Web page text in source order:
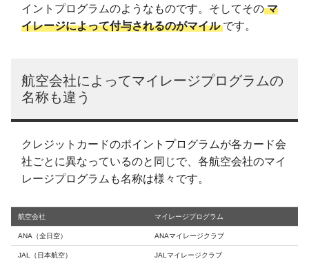
イントプログラムのようなものです。そしてその マ
イレージによって付与されるのがマイル です。
航空会社によってマイレージプログラムの
名称も違う
クレジットカードのポイントプログラムが各カード会
社ごとに異なっているのと同じで、各航空会社のマイ
レージプログラムも名称は様々です。
航空会社 マイレージプログラム
ANA（全日空） ANAマイレージクラブ
JAL（日本航空） JALマイレージクラブ